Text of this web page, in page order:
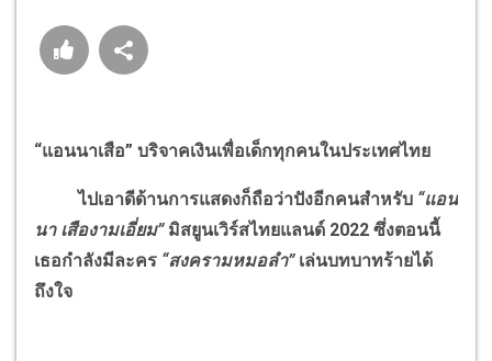
“แอนนาเสือ” บริจาคเงินเพื่อเด็กทุกคนในประเทศไทย
ไปเอาดีด้านการแสดงก็ถือว่าปังอีกคนสำหรับ “แอน
นา เสืองามเอี่ยม”มิสยูนเวิร์สไทยแลนด์ 2022 ซึ่งตอนนี้
เธอกำลังมีละคร “สงครามหมอลำ”เล่นบทบาทร้ายได้
ถึงใจ